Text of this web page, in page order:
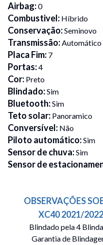
Airbag:0
Combustivel: Híbrido
Conservação:Seminovo
Transmissão:Automático
Placa Fim: 7
Portas:4
Cor: Preto
Blindado:Sim
Bluetooth:Sim
Teto solar: Panoramico
Conversível: Não
Piloto automático:Sim
Sensor de chuva:Sim
Sensor de
OBSERVAÇÕES
XC40 2021/2022
Blindado pela 4
Garantia de